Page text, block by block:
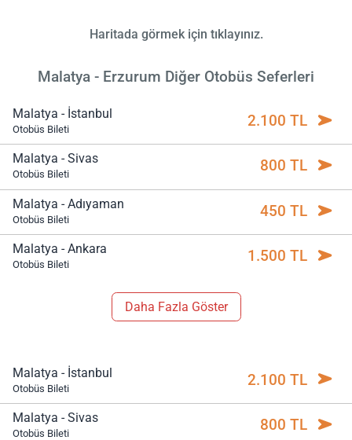
Haritada görmek için tıklayınız.
Malatya - Erzurum Diğer Otobüs Seferleri
Malatya - İstanbul
Otobüs Bileti 2.100 TL
Malatya - Sivas
Otobüs Bileti 800 TL
Malatya - Adıyaman
Otobüs Bileti 450 TL
Malatya - Ankara
Otobüs Bileti 1.500 TL
Daha Fazla Göster
Malatya - İstanbul
Otobüs Bileti 2.100 TL
Malatya - Sivas
Otobüs Bileti 800 TL